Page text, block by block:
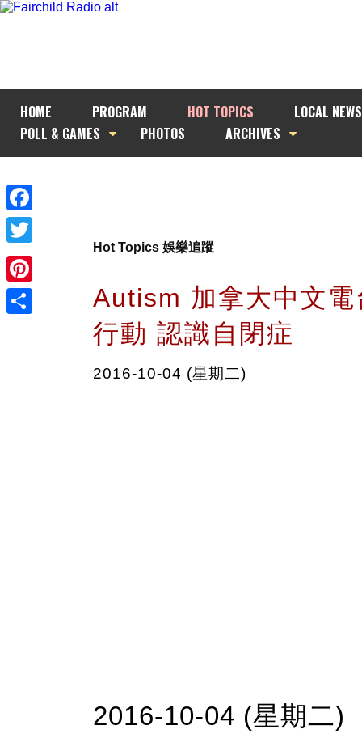
HOME PROGRAM HOT TOPICS
LOCAL NEWS
POLL & GAMES
PHOTOS ARCHIVES
Facebook
Twitter
Pinterest
Hot Topics 娛樂追蹤
Autism 加拿大中文電
行動 認識自閉症
2016-10-04 (星期二)
2016-10-04 (星期二)